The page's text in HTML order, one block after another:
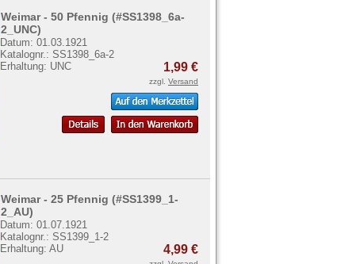
Weimar - 50 Pfennig (#SS1398_6a-
2_UNC)
Datum: 01.03.1921
Katalognr.: SS1398_6a-2
Erhaltung: UNC
1,99 €
zzgl. Versand
Weimar - 25 Pfennig (#SS1399_1-
2_AU)
Datum: 01.07.1921
Katalognr.: SS1399_1-2
Erhaltung: AU
4,99 €